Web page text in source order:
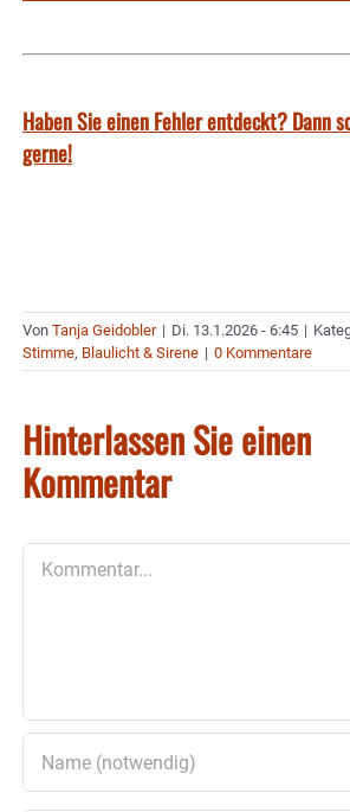
Haben Sie einen Fehler entdeckt? Dann
gerne!
Von Tanja Geidobler | Di. 13.1.2026 - 6:45 |
Stimme, Blaulicht & Sirene | 0 Kommentare
Hinterlassen Sie einen
Kommentar